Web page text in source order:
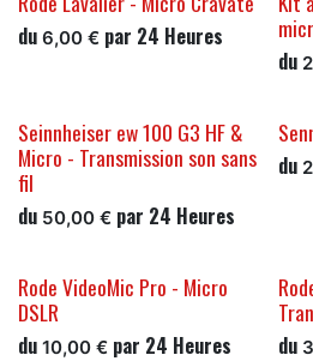
du 6,00 € par 24 Heures
du
Seinnheiser ew 100 G3 HF &
Micro - Transmission son sans
fil
du 50,00 € par 24 Heures
du
Rode VideoMic Pro - Micro
DSLR
du 10,00 € par 24 Heures du